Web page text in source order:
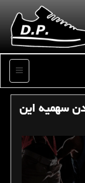
منو
سهمیه این